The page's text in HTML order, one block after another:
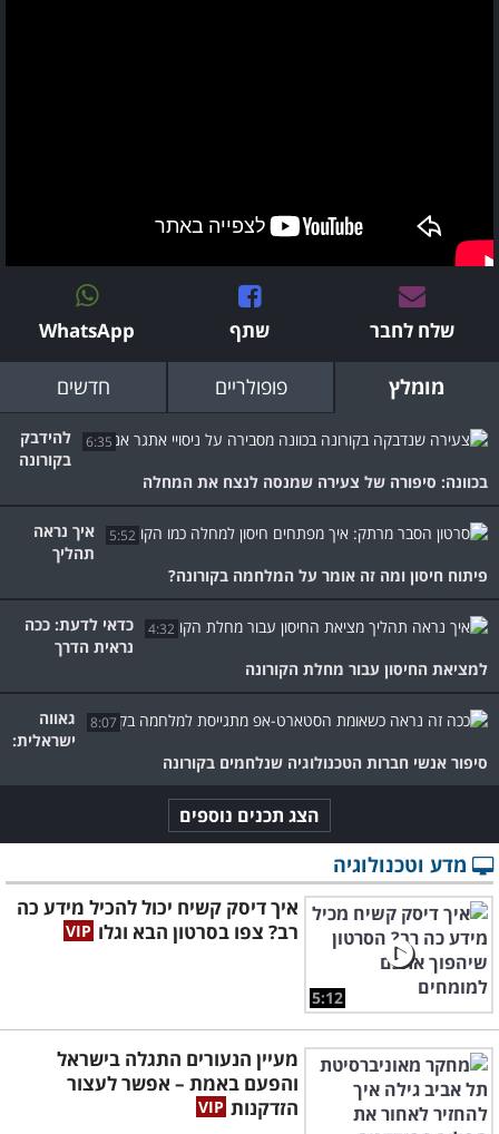
שלח לחבר שתף WhatsApp
מומלץ פופולריים חדשים
6:35
להידבק
בקורונה
בכוונה: סיפורה של צעירה שמנסה לנצח את המחלה
5:52
איך נראה
תהליך
פיתוח חיסון ומה זה אומר על המלחמה בקורונה?
4:32
כדאי לדעת: ככה
נראית הדרך
למציאת החיסון עבור מחלת הקורונה
8:07
גאווה
ישראלית:
סיפור אנשי חברות הטכנולוגיה שנלחמים בקורונה
הצג תכנים נוספים
מדע וטכנולוגיה
5:12
איך דיסק קשיח יכול להכיל מידע כה
רב? צפו בסרטון הבא וגלו
מעיין הנעורים התגלה בישראל
והפעם באמת – אפשר לעצור
הזדקנות